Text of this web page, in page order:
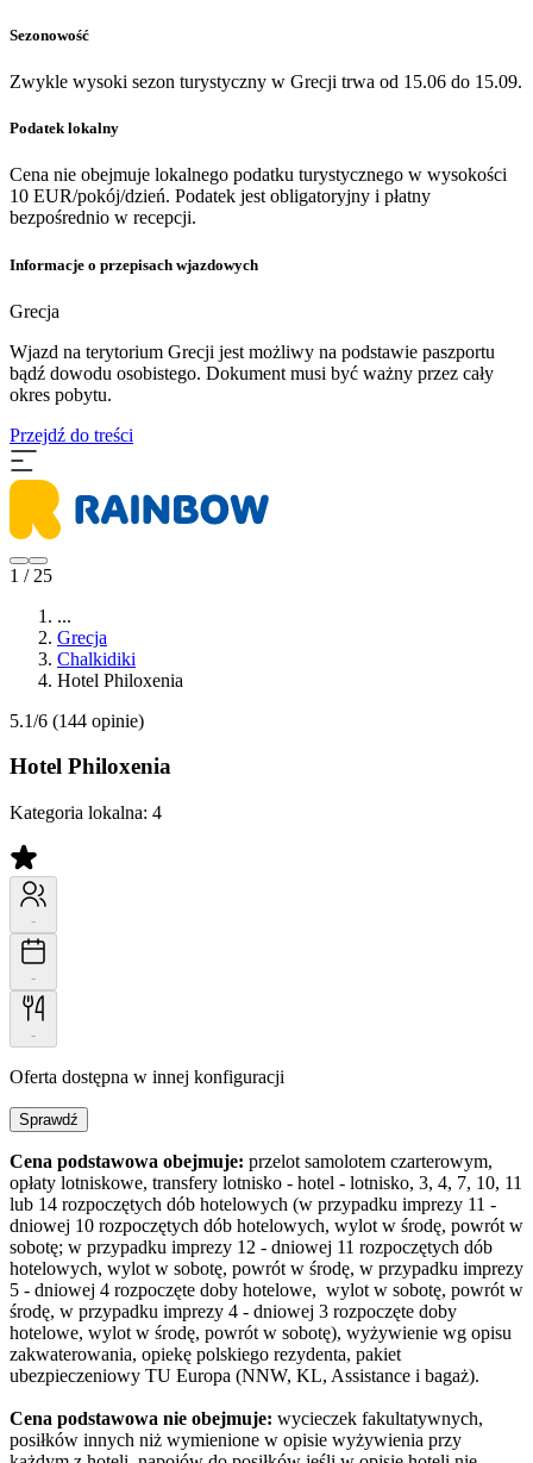
Sezonowość
Zwykle wysoki sezon turystyczny w Grecji trwa od 15.06 do 15.09.
Podatek lokalny
Cena nie obejmuje lokalnego podatku turystycznego w wysokości
10 EUR/pokój/dzień. Podatek jest obligatoryjny i płatny
bezpośrednio w recepcji.
Informacje o przepisach wjazdowych
Grecja
Wjazd na terytorium Grecji jest możliwy na podstawie paszportu
bądź dowodu osobistego. Dokument musi być ważny przez cały
okres pobytu.
Przejdź do treści
1 / 25
...
Grecja
Chalkidiki
Hotel Philoxenia
5.1/6 (144 opinie)
Hotel Philoxenia
Kategoria lokalna: 4
-
-
-
Oferta dostępna w innej konfiguracji
Sprawdź
Cena podstawowa obejmuje: przelot samolotem czarterowym,
opłaty lotniskowe, transfery lotnisko - hotel - lotnisko, 3, 4, 7, 10, 11
lub 14 rozpoczętych dób hotelowych (w przypadku imprezy 11 -
dniowej 10 rozpoczętych dób hotelowych, wylot w środę, powrót w
sobotę; w przypadku imprezy 12 - dniowej 11 rozpoczętych dób
hotelowych, wylot w sobotę, powrót w środę, w przypadku imprezy
5 - dniowej 4 rozpoczęte doby hotelowe, wylot w sobotę, powrót w
środę, w przypadku imprezy 4 - dniowej 3 rozpoczęte doby
hotelowe, wylot w środę, powrót w sobotę), wyżywienie wg opisu
zakwaterowania, opiekę polskiego rezydenta, pakiet
ubezpieczeniowy TU Europa (NNW, KL, Assistance i bagaż).
Cena podstawowa nie obejmuje: wycieczek fakultatywnych,
posiłków innych niż wymienione w opisie wyżywienia przy